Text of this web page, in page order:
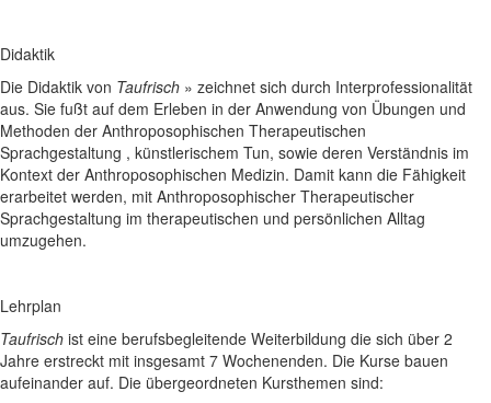
Didaktik
Die Didaktik von Taufrisch » zeichnet sich durch Interprofessionalität
aus. Sie fußt auf dem Erleben in der Anwendung von Übungen und
Methoden der Anthroposophischen Therapeutischen
Sprachgestaltung , künstlerischem Tun, sowie deren Verständnis im
Kontext der Anthroposophischen Medizin. Damit kann die Fähigkeit
erarbeitet werden, mit Anthroposophischer Therapeutischer
Sprachgestaltung im therapeutischen und persönlichen Alltag
umzugehen.
Lehrplan
Taufrisch ist eine berufsbegleitende Weiterbildung die sich über 2
Jahre erstreckt mit insgesamt 7 Wochenenden. Die Kurse bauen
aufeinander auf. Die übergeordneten Kursthemen sind: